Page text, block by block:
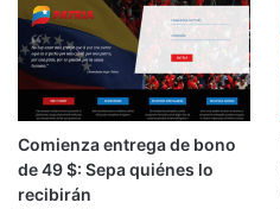
Comienza entrega de bono
de 49 $: Sepa quiénes lo
recibirán